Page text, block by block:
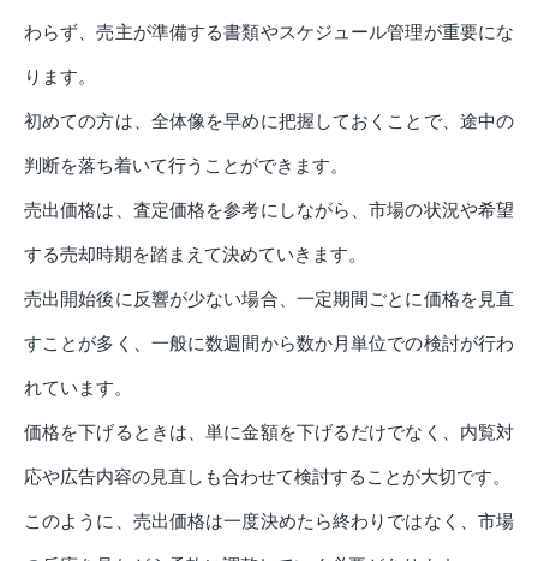
わらず、売主が準備する書類やスケジュール管理が重要にな
ります。
初めての方は、全体像を早めに把握しておくことで、途中の
判断を落ち着いて行うことができます。
売出価格は、査定価格を参考にしながら、市場の状況や希望
する売却時期を踏まえて決めていきます。
売出開始後に反響が少ない場合、一定期間ごとに価格を見直
すことが多く、一般に数週間から数か月単位での検討が行わ
れています。
価格を下げるときは、単に金額を下げるだけでなく、内覧対
応や広告内容の見直しも合わせて検討することが大切です。
このように、売出価格は一度決めたら終わりではなく、市場